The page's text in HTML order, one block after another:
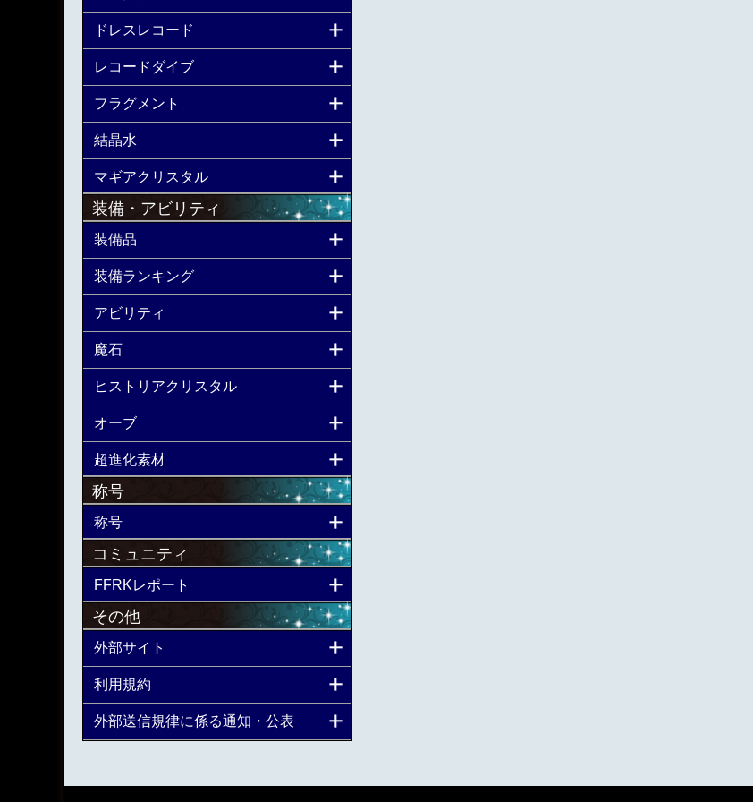
ドレスレコード
レコードダイブ
フラグメント
結晶水
マギアクリスタル
装備・アビリティ
装備品
装備ランキング
アビリティ
魔石
ヒストリアクリスタル
オーブ
超進化素材
称号
称号
コミュニティ
FFRKレポート
その他
外部サイト
利用規約
外部送信規律に係る通知・公表